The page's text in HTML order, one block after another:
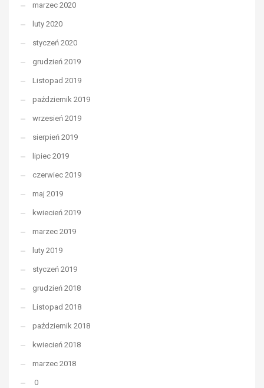
marzec 2020
luty 2020
styczeń 2020
grudzień 2019
Listopad 2019
październik 2019
wrzesień 2019
sierpień 2019
lipiec 2019
czerwiec 2019
maj 2019
kwiecień 2019
marzec 2019
luty 2019
styczeń 2019
grudzień 2018
Listopad 2018
październik 2018
kwiecień 2018
marzec 2018
0